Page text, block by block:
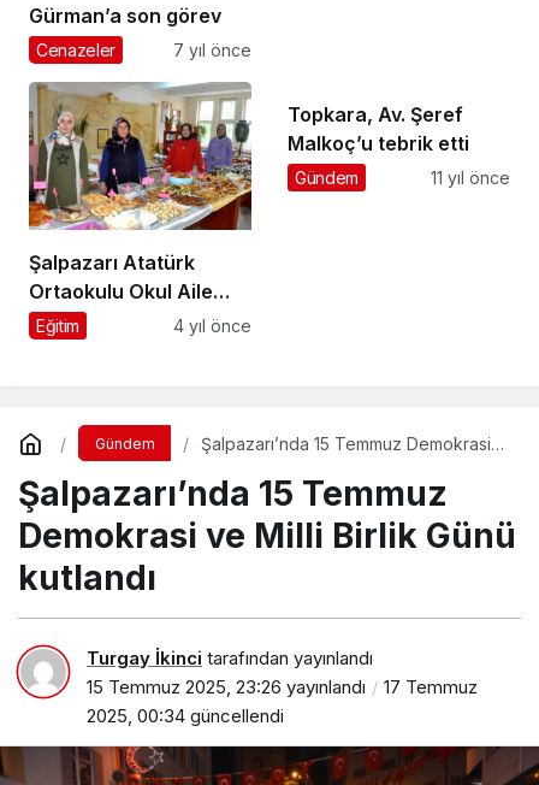
Gürman’a son görev
Cenazeler 7 yıl önce
Şalpazarı Atatürk
Ortaokulu Okul Aile
Birliği Kermes
Eğitim 4 yıl önce
Topkara, Av. Şeref
Malkoç’u tebrik etti
Gündem 11 yıl önce
Gündem
Şalpazarı’nda 15 Temmuz Demokrasi
Şalpazarı’nda 15 Temmuz
Demokrasi ve Milli Birlik Günü
kutlandı
Turgay İkinci tarafından yayınlandı
15 Temmuz 2025, 23:26 yayınlandı
17 Temmuz
2025, 00:34 güncellendi